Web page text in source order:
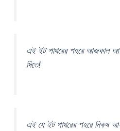
এই ইট পাথরের শহরে আজকাল
দিতে!
এই যে ইট পাথরের শহরে নিকষ